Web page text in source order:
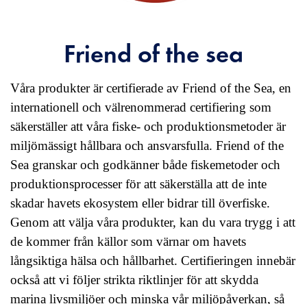
Friend of the sea
Våra produkter är certifierade av Friend of the Sea, en
internationell och välrenommerad certifiering som
säkerställer att våra fiske- och produktionsmetoder är
miljömässigt hållbara och ansvarsfulla. Friend of the
Sea granskar och godkänner både fiskemetoder och
produktionsprocesser för att säkerställa att de inte
skadar havets ekosystem eller bidrar till överfiske.
Genom att välja våra produkter, kan du vara trygg i att
de kommer från källor som värnar om havets
långsiktiga hälsa och hållbarhet. Certifieringen innebär
också att vi följer strikta riktlinjer för att skydda
marina livsmiljöer och minska vår miljöpåverkan, så